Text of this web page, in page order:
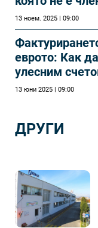
13 ноем. 2025 | 09:00
еврото: Как
улесним
13 юни 2025 | 09:00
ДРУГИ